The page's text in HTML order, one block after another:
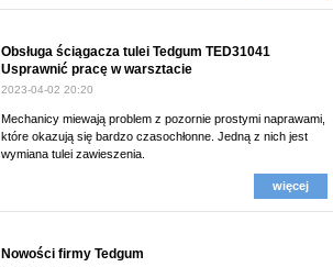
Obsługa ściągacza tulei Tedgum TED31041
Usprawnić pracę w warsztacie
2023-04-02 20:20
Mechanicy miewają problem z pozornie prostymi naprawami,
które okazują się bardzo czasochłonne. Jedną z nich jest
wymiana tulei zawieszenia.
więcej
Nowości firmy Tedgum